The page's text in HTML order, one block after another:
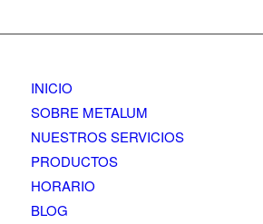
INICIO
SOBRE METALUM
NUESTROS SERVICIOS
PRODUCTOS
HORARIO
BLOG